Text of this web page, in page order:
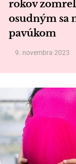
rokov
osudným sa
pavúkom
9. novembra 2023